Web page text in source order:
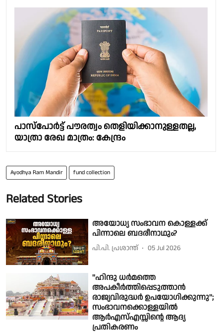
പാസ്പോർട്ട് പൗരത്വം തെളിയിക്കാനുള്ളതല്ല,
യാത്രാ രേഖ മാത്രം: കേന്ദ്രം
Ayodhya Ram Mandir fund collection
Related Stories
അയോധ്യ സംഭാവന കൊള്ളക്ക്
പിന്നാലെ ബദരീനാഥും?
പി.പി. പ്രശാന്ത് 05 Jul 2026
''ഹിന്ദു ധര്‍മത്തെ
അപകീര്‍ത്തിപ്പെടുത്താന്‍
രാജ്യവിരുദ്ധര്‍ ഉപയോഗിക്കുന്നു'';
സംഭാവനക്കൊള്ളയിൽ
ആര്‍എസ്എസ്സിന്റെ ആദ്യ
പ്രതികരണം